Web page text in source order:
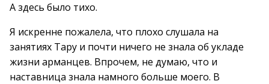
А здесь было тихо.
Я искренне пожалела, что плохо слушала на
занятиях Тару и почти ничего не знала об укладе
жизни арманцев. Впрочем, не думаю, что и
наставница знала намного больше моего. В